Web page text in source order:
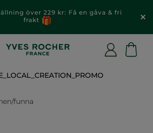
över 229 kr: Få en gåva & fri
frakt
funna